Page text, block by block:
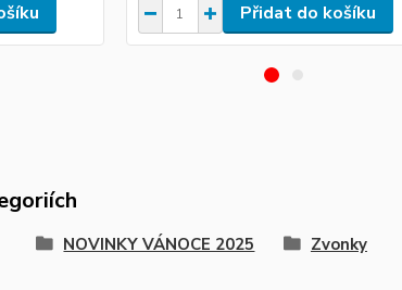
Přidat do košíku
NOVINKY VÁNOCE 2025 Zvonky